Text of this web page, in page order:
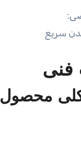
سریع
محصول